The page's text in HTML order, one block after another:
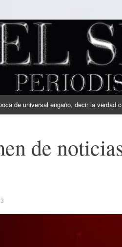
de universal engaño, decir la verdad
de